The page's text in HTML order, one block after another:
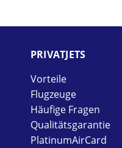
PRIVAT­JETS
Vorteile
Flugzeuge
Häufige Fragen
Qualitätsgarantie
PlatinumAirCard